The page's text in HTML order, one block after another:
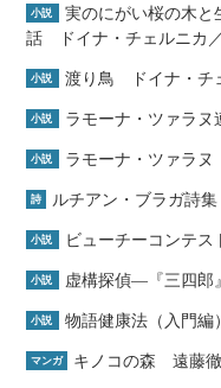
小説
実のにがい桜の木
話 ドイナ・チェルニカ
小説 渡り鳥 ドイナ・チ
小説 ラモーナ・ツァラヌ
小説 ラモーナ・ツァラヌ
詩 ルチアン・ブラガ詩
小説 ビューチーコンテス
小説 虚構探偵―『三四
小説 物語健康法（入門編
マンガ キノコの森 遠藤徹